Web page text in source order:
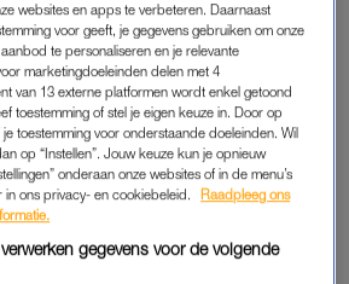
GEBOREN ZONDER
'ZE HEBBEN MIJN
EILEIDERS EN
MOETEN
& GEZOND|INTERVIEW
2026 MARISSA KLAVER
websites en apps te verbeteren. Daarnaast
voor geeft, je gegevens gebruiken om onze
te personaliseren en je relevante
marketingdoeleinden delen met 4
van 13 externe platformen wordt enkel getoond
toestemming of stel je eigen keuze in. Door op
toestemming voor onderstaande doeleinden. Wil
op “Instellen”. Jouw keuze kun je opnieuw
onderaan onze websites of in de menu’s
in ons privacy- en cookiebeleid.
Raadpleeg ons
gegevens voor de volgende